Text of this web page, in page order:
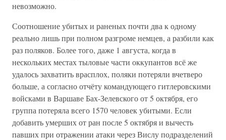
невозможно.
Соотношение убитых и раненых почти два к одному
реально лишь при полном разгроме немцев, а разбили как
раз поляков. Более того, даже 1 августа, когда в
нескольких местах тыловые части оккупантов всё же
удалось захватить врасплох, поляки потеряли вчетверо
больше, а согласно отчёту командующего гитлеровскими
войсками в Варшаве Бах-Зелевского от 5 октября, его
группа потеряла всего 1570 человек убитыми. Если
добавить умерших от ран после 5 октября и вычесть
павших при отражении атаки через Вислу подразделений